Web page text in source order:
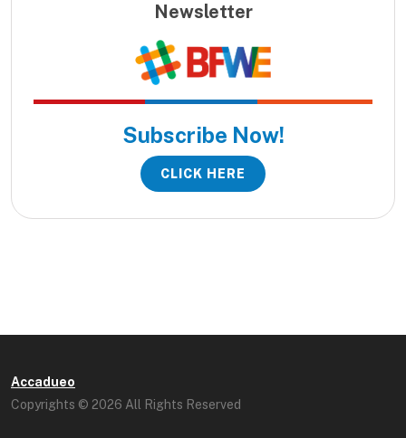
Newsletter
Subscribe Now!
CLICK HERE
Accadueo
Copyrights © 2026 All Rights Reserved